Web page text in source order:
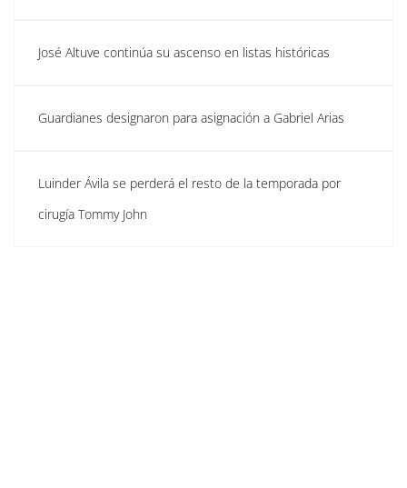
José Altuve continúa su ascenso en listas históricas
Guardianes designaron para asignación a Gabriel Arias
Luinder Ávila se perderá el resto de la temporada por
cirugía Tommy John